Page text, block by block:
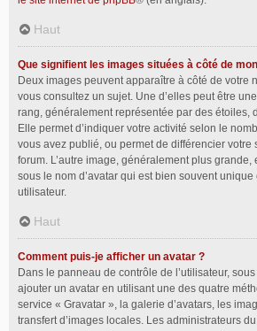
Haut
Que signifient les images situées à côté de
Deux images peuvent apparaître à côté de votre
vous consultez un sujet. Une d’elles peut être
rang, généralement représentée par des étoiles,
Elle permet d’indiquer votre activité selon le
vous avez publié, ou permet de différencier votre
forum. L’autre image, généralement plus grande,
sous le nom d’avatar qui est bien souvent
utilisateur.
Haut
Comment puis-je afficher un avatar ?
Dans le panneau de contrôle de l’utilisateur,
ajouter un avatar en utilisant une des quatre
service « Gravatar », la galerie d’avatars, les
transfert d’images locales. Les administrateurs